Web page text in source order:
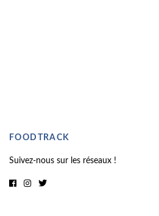
FOODTRACK
Suivez-nous sur les réseaux !